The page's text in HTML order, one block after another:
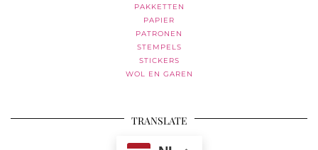
PAKKETTEN
PAPIER
PATRONEN
STEMPELS
STICKERS
WOL EN GAREN
TRANSLATE